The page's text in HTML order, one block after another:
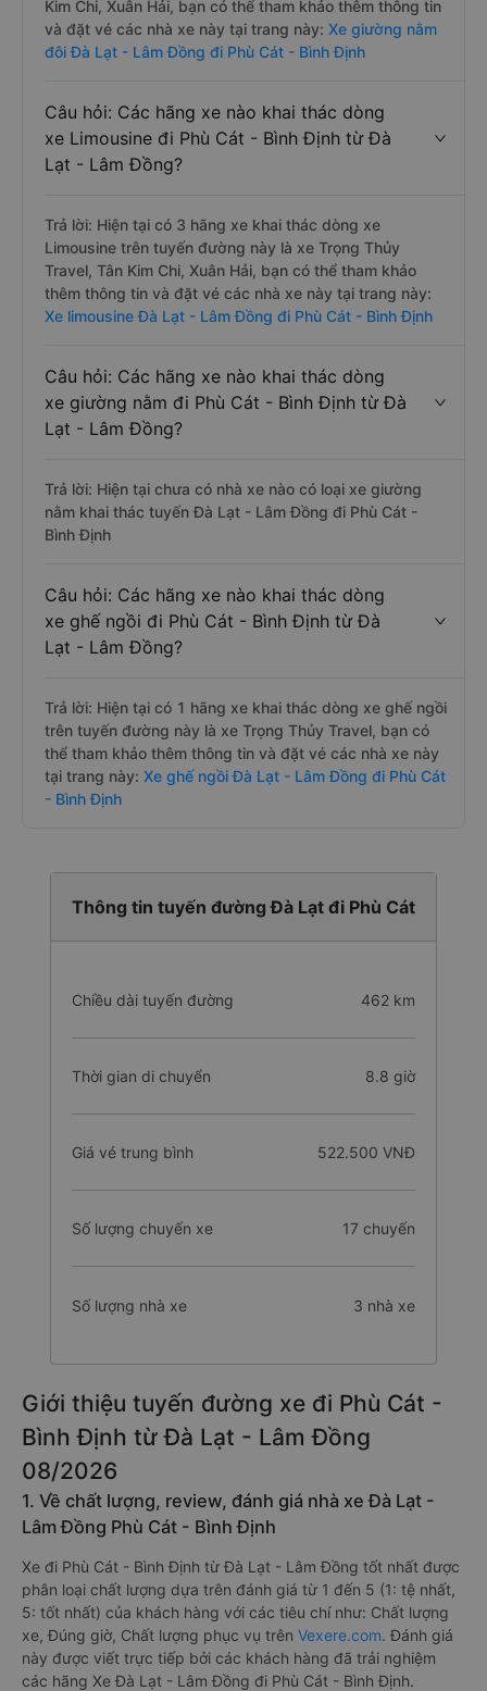
Kim Chi, Xuân Hải, bạn có thể tham khảo thêm thông tin
và đặt vé các nhà xe này tại trang này: Xe giường nằm
đôi Đà Lạt - Lâm Đồng đi Phù Cát - Bình Định
Câu hỏi: Các hãng xe nào khai thác dòng
xe Limousine đi Phù Cát - Bình Định từ Đà
Lạt - Lâm Đồng?
Trả lời: Hiện tại có 3 hãng xe khai thác dòng xe
Limousine trên tuyến đường này là xe Trọng Thủy
Travel, Tân Kim Chi, Xuân Hải, bạn có thể tham khảo
thêm thông tin và đặt vé các nhà xe này tại trang này:
Xe limousine Đà Lạt - Lâm Đồng đi Phù Cát - Bình Định
Câu hỏi: Các hãng xe nào khai thác dòng
xe giường nằm đi Phù Cát - Bình Định từ Đà
Lạt - Lâm Đồng?
Trả lời: Hiện tại chưa có nhà xe nào có loại xe giường
nằm khai thác tuyến Đà Lạt - Lâm Đồng đi Phù Cát -
Bình Định
Câu hỏi: Các hãng xe nào khai thác dòng
xe ghế ngồi đi Phù Cát - Bình Định từ Đà
Lạt - Lâm Đồng?
Trả lời: Hiện tại có 1 hãng xe khai thác dòng xe ghế ngồi
trên tuyến đường này là xe Trọng Thủy Travel, bạn có
thể tham khảo thêm thông tin và đặt vé các nhà xe này
tại trang này: Xe ghế ngồi Đà Lạt - Lâm Đồng đi Phù Cát
- Bình Định
Thông tin tuyến đường Đà Lạt đi Phù Cát
Chiều dài tuyến đường 462 km
Thời gian di chuyển 8.8 giờ
Giá vé trung bình 522.500 VNĐ
Số lượng chuyến xe 17 chuyến
Số lượng nhà xe 3 nhà xe
Giới thiệu tuyến đường xe đi Phù Cát -
Bình Định từ Đà Lạt - Lâm Đồng
08/2026
1. Về chất lượng, review, đánh giá nhà xe Đà Lạt -
Lâm Đồng Phù Cát - Bình Định
Xe đi Phù Cát - Bình Định từ Đà Lạt - Lâm Đồng tốt nhất được
phân loại chất lượng dựa trên đánh giá từ 1 đến 5 (1: tệ nhất,
5: tốt nhất) của khách hàng với các tiêu chí như: Chất lượng
xe, Đúng giờ, Chất lượng phục vụ trên Vexere.com. Đánh giá
này được viết trực tiếp bởi các khách hàng đã trải nghiệm
các hãng Xe Đà Lạt - Lâm Đồng đi Phù Cát - Bình Định.